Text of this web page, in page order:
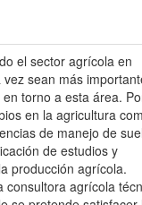
el sector agrícola en
sean más
torno a esta área.
en la agricultura
de manejo de
de estudios y
producción agrícola.
consultora agrícola